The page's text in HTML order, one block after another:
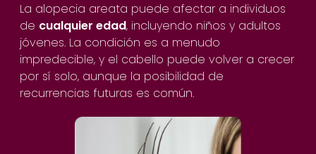
La alopecia areata puede afectar a individuos
de cualquier edad, incluyendo niños y adultos
jóvenes. La condición es a menudo
impredecible, y el cabello puede volver a crecer
por sí solo, aunque la posibilidad de
recurrencias futuras es común.